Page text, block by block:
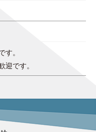
。
です。